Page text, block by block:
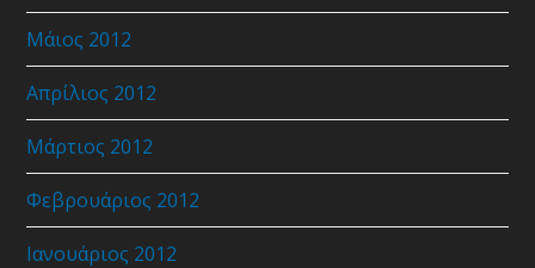
Μάιος 2012
Απρίλιος 2012
Μάρτιος 2012
Φεβρουάριος 2012
Ιανουάριος 2012